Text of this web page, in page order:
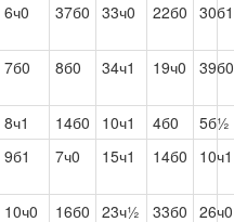
6ч0 37б0 33ч0 22б0 30б1
7б0 8б0 34ч1 19ч0 39б0
8ч1 14б0 10ч1 4б0
5б½
9б1 7ч0 15ч1 14б0 10ч1
10ч0 16б0 23ч½ 33б0 26ч0